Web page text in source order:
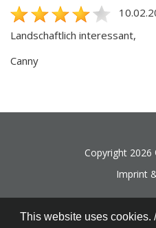
Landschaftlich interessant,
Canny
Copyright 2026
Imprint
This website uses cookies.